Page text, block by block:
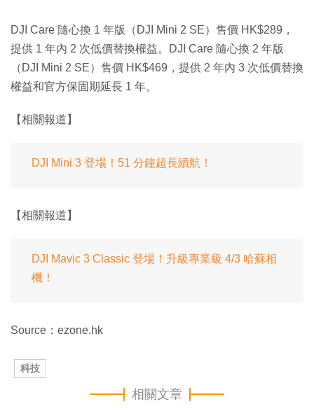
DJI Care 隨心換 1 年版（DJI Mini 2 SE）售價 HK$289，
提供 1 年內 2 次低價替換權益。DJI Care 隨心換 2 年版
（DJI Mini 2 SE）售價 HK$469，提供 2 年內 3 次低價替換
權益和官方保固期延長 1 年。
【相關報道】
DJI Mini 3 登場！51 分鐘超長續航！
【相關報道】
DJI Mavic 3 Classic 登場！升級專業級 4/3 哈蘇相
機！
Source：ezone.hk
科技
相關文章